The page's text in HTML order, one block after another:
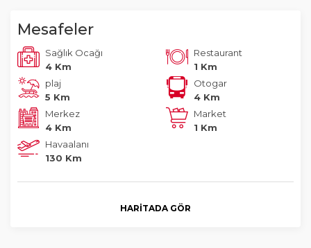
Mesafeler
Sağlık Ocağı
4 Km
Restaurant
1 Km
plaj
5 Km
Otogar
4 Km
Merkez
4 Km
Market
1 Km
Havaalanı
130 Km
HARITADA GÖR